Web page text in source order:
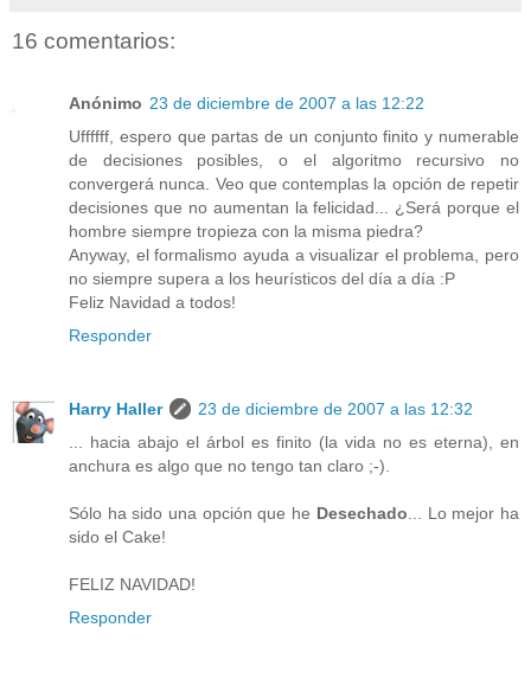
16 comentarios:
Anónimo 23 de diciembre de 2007 a las 12:22
Uffffff, espero que partas de un conjunto finito y numerable
de decisiones posibles, o el algoritmo recursivo no
convergerá nunca. Veo que contemplas la opción de repetir
decisiones que no aumentan la felicidad... ¿Será porque el
hombre siempre tropieza con la misma piedra?
Anyway, el formalismo ayuda a visualizar el problema, pero
no siempre supera a los heurísticos del día a día :P
Feliz Navidad a todos!
Responder
Harry Haller
23 de diciembre de 2007 a las 12:32
... hacia abajo el árbol es finito (la vida no es eterna), en
anchura es algo que no tengo tan claro ;-).
Sólo ha sido una opción que he Desechado ... Lo mejor ha
sido el Cake!
FELIZ NAVIDAD!
Responder